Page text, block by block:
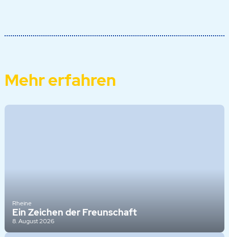
Mehr erfahren
Rheine
Ein Zeichen der Freunschaft
8. August 2026